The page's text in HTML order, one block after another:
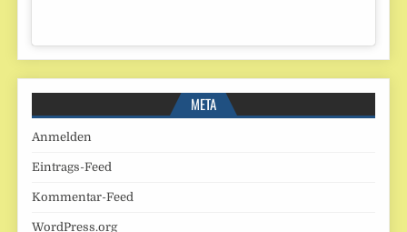
META
Anmelden
Eintrags-Feed
Kommentar-Feed
WordPress.org